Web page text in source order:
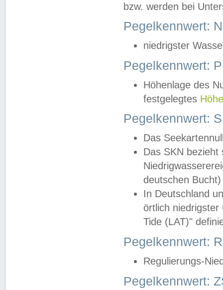
bzw. werden bei
Pegelkennwert:
niedrigster
Pegelkennwert:
Höhenlage des
festgelegtes
Pegelkennwert:
Das
Das SKN
deutschen
In Deutschland
örtlich
Tide (LAT)"
Pegelkennwert:
Regulierungs-
Pegelkennwert: